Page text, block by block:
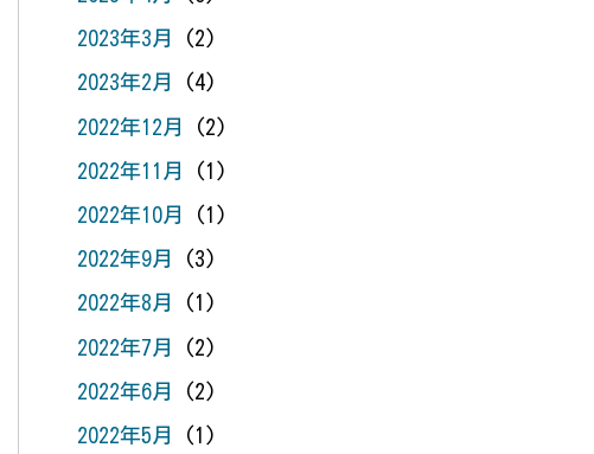
2023年3月 (2)
2023年2月 (4)
2022年12月 (2)
2022年11月 (1)
2022年10月 (1)
2022年9月 (3)
2022年8月 (1)
2022年7月 (2)
2022年6月 (2)
2022年5月 (1)